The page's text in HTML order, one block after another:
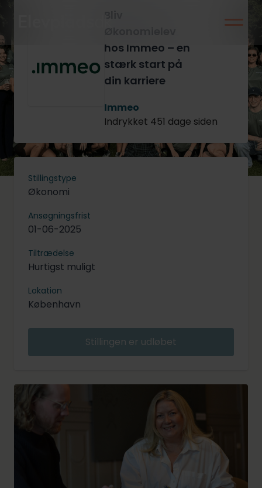
hos Immeo – en
stærk start på
din karriere
Immeo
Indrykket 451 dage siden
Stillingstype
Økonomi
Ansøgningsfrist
01-06-2025
Tiltrædelse
Hurtigst muligt
Lokation
København
Stillingen er udløbet